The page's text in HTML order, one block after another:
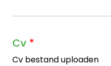
Cv *
Cv bestand uploaden